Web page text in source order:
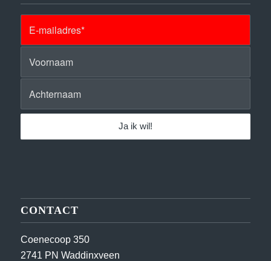
CONTACT
Coenecoop 350
2741 PN Waddinxveen